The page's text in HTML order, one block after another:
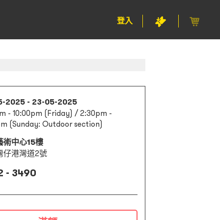
登入
2025 - 23-05-2025
- 10:00pm (Friday) / 2:30pm -
(Sunday: Outdoor section)
術中心15樓
仔港灣道2號
- 3490